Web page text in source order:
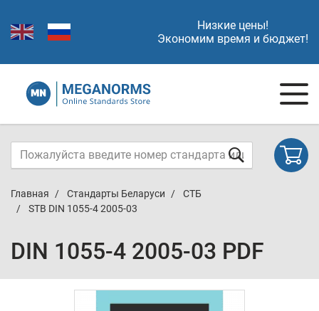
Низкие цены!
Экономим время и бюджет!
Главная Стандарты Беларуси
СТБ
STB DIN 1055-4 2005-03
DIN 1055-4 2005-03 PDF